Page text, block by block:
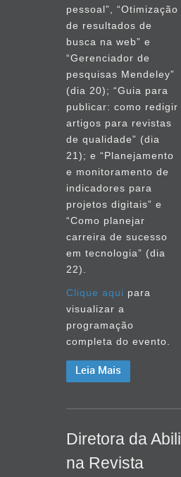
pessoal”, “Otimização
de resultados de
busca na web” e
“Gerenciador de
pesquisas Mendeley”
(dia 20); “Guia para
publicar: como redigir
artigos para revistas
de qualidade” (dia
21); e “Planejamento
e monitoramento de
indicadores para
projetos digitais” e
“Como planejar
carreira de sucesso
em tecnologia” (dia
22).
Clique aqui para
visualizar a
programação
completa do evento.
Leia Mais
Diretora da Abili
na Revista